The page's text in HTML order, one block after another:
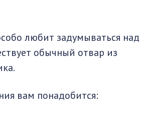
любит задумываться над
обычный отвар из
вам понадобится: